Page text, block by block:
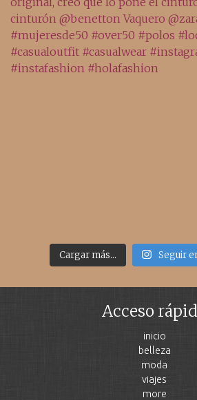
Cargar más... Seguir
Acceso
inicio
belleza
moda
viajes
more